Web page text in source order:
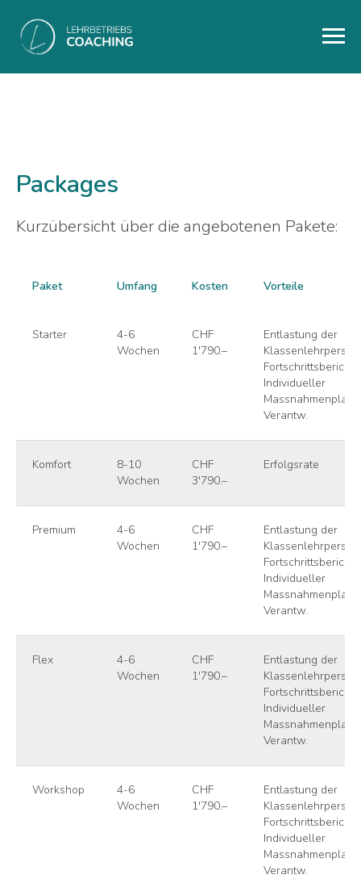
Packages
Kurzübersicht über die angebotenen Pakete:
Paket Umfang Kosten Vorteile
Starter
4-6
Wochen
CHF
1'790.–
Entlastung der
Klassenlehrperson,
Fortschrittsbericht,
Individueller
Massnahmenplan
Verantw.
Komfort
8-10
Wochen
CHF
3'790.–
Erfolgsrate
Premium
4-6
Wochen
CHF
1'790.–
Entlastung der
Klassenlehrperson,
Fortschrittsbericht,
Individueller
Massnahmenplan
Verantw.
Flex
4-6
Wochen
CHF
1'790.–
Entlastung der
Klassenlehrperson,
Fortschrittsbericht,
Individueller
Massnahmenplan
Verantw.
Workshop
4-6
Wochen
CHF
1'790.–
Entlastung der
Klassenlehrperson,
Fortschrittsbericht,
Individueller
Massnahmenplan
Verantw.